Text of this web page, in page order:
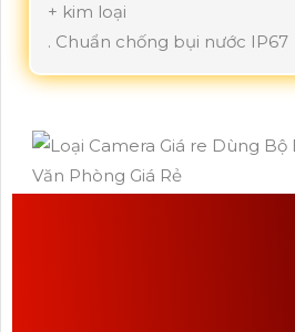
+ kim loại
. Chuẩn chống bụi nước IP67